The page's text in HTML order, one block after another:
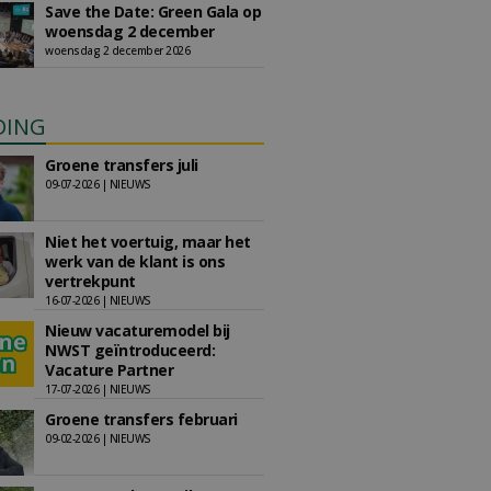
Save the Date: Green Gala op
woensdag 2 december
woensdag 2 december 2026
Groene transfers juli
09-07-2026 | NIEUWS
Niet het voertuig, maar het
werk van de klant is ons
vertrekpunt
16-07-2026 | NIEUWS
Nieuw vacaturemodel bij
NWST geïntroduceerd:
Vacature Partner
17-07-2026 | NIEUWS
Groene transfers februari
09-02-2026 | NIEUWS